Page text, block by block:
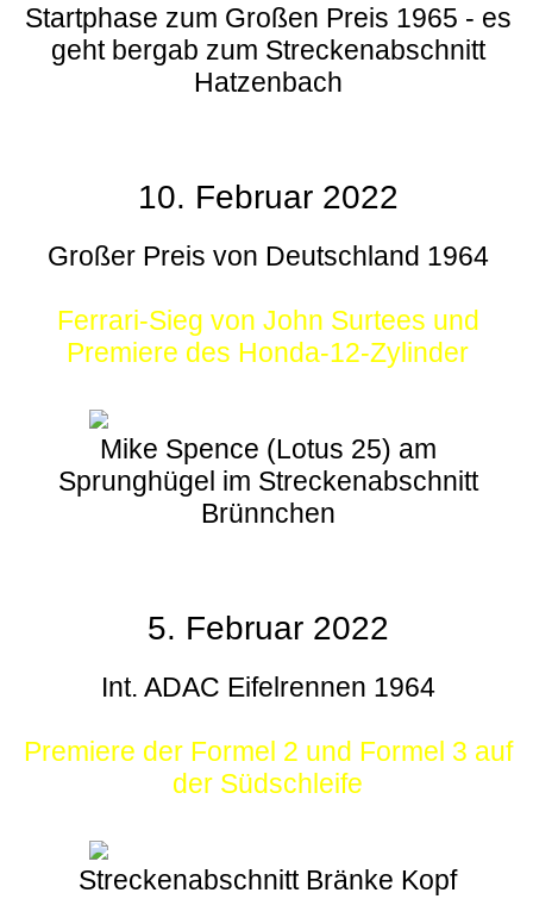
Startphase zum Großen Preis 1965 - es
geht bergab zum Streckenabschnitt
Hatzenbach
10. Februar 2022
Großer Preis von Deutschland 1964
Ferrari-Sieg von John Surtees und
Premiere des Honda-12-Zylinder
Mike Spence (Lotus 25) am
Sprunghügel im Streckenabschnitt
Brünnchen
5. Februar 2022
Int. ADAC Eifelrennen 1964
Premiere der Formel 2 und Formel 3 auf
der Südschleife
Streckenabschnitt Bränke Kopf